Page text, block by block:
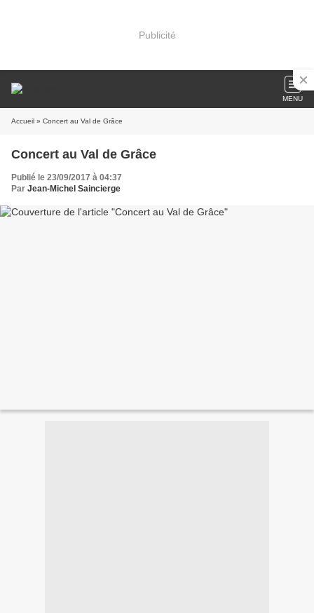
Publicité
MENU
Accueil » Concert au Val de Grâce
Concert au Val de Grâce
Publié le 23/09/2017 à 04:37
Par Jean-Michel Saincierge